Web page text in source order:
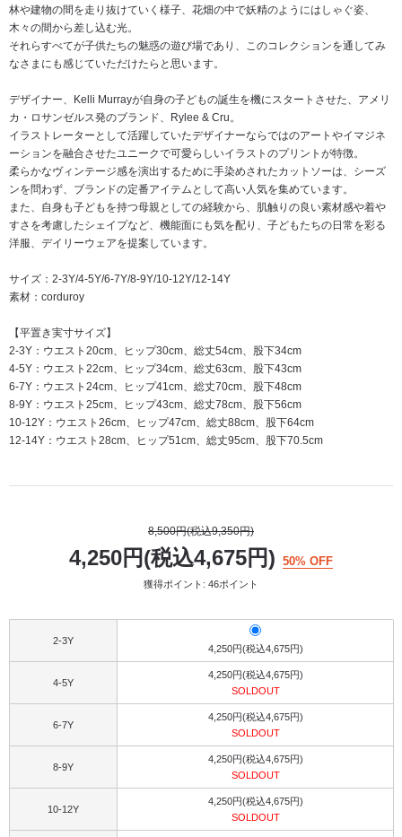
林や建物の間を走り抜けていく様子、花畑の中で妖精のようにはしゃぐ姿、
木々の間から差し込む光。
それらすべてが子供たちの魅惑の遊び場であり、このコレクションを通してみ
なさまにも感じていただけたらと思います。
デザイナー、Kelli Murrayが自身の子どもの誕生を機にスタートさせた、アメリ
カ・ロサンゼルス発のブランド、Rylee & Cru。
イラストレーターとして活躍していたデザイナーならではのアートやイマジネ
ーションを融合させたユニークで可愛らしいイラストのプリントが特徴。
柔らかなヴィンテージ感を演出するために手染めされたカットソーは、シーズ
ンを問わず、ブランドの定番アイテムとして高い人気を集めています。
また、自身も子どもを持つ母親としての経験から、肌触りの良い素材感や着や
すさを考慮したシェイプなど、機能面にも気を配り、子どもたちの日常を彩る
洋服、デイリーウェアを提案しています。
サイズ：2-3Y/4-5Y/6-7Y/8-9Y/10-12Y/12-14Y
素材：corduroy
【平置き実寸サイズ】
2-3Y：ウエスト20cm、ヒップ30cm、総丈54cm、股下34cm
4-5Y：ウエスト22cm、ヒップ34cm、総丈63cm、股下43cm
6-7Y：ウエスト24cm、ヒップ41cm、総丈70cm、股下48cm
8-9Y：ウエスト25cm、ヒップ43cm、総丈78cm、股下56cm
10-12Y：ウエスト26cm、ヒップ47cm、総丈88cm、股下64cm
12-14Y：ウエスト28cm、ヒップ51cm、総丈95cm、股下70.5cm
8,500円(税込9,350円)
4,250円(税込4,675円) 50% OFF
獲得ポイント: 46ポイント
2-3Y
4,250円(税込4,675円)
4-5Y
4,250円(税込4,675円)
SOLDOUT
6-7Y
4,250円(税込4,675円)
SOLDOUT
8-9Y
4,250円(税込4,675円)
SOLDOUT
10-12Y
4,250円(税込4,675円)
SOLDOUT